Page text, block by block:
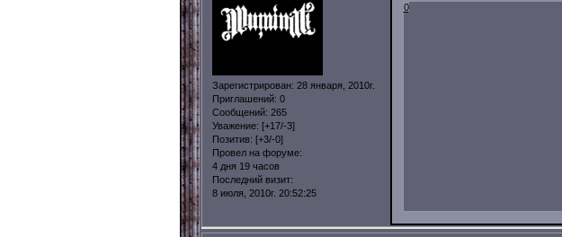
Зарегистрирован: 28 января, 2010г.
Приглашений: 0
Сообщений: 265
Уважение: [+17/-3]
Позитив: [+3/-0]
Провел на форуме:
4 дня 19 часов
Последний визит:
8 июля, 2010г. 20:52:25
0